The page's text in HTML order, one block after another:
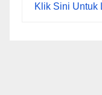
Klik Sini Untuk